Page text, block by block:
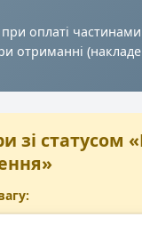
оплаті
отриманні
зі статусом